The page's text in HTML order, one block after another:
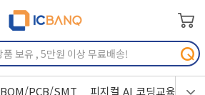
BOM/PCB/SMT 피지컬 AI 코딩교육